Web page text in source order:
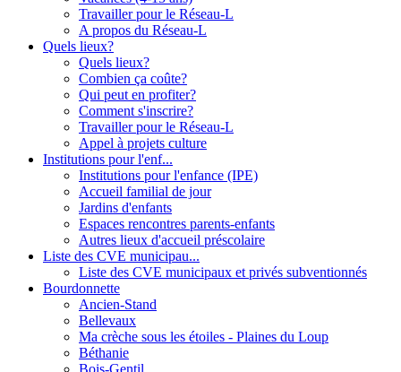
Travailler pour le Réseau-L
A propos du Réseau-L
Quels lieux?
Quels lieux?
Combien ça coûte?
Qui peut en profiter?
Comment s'inscrire?
Travailler pour le Réseau-L
Appel à projets culture
Institutions pour l'enf...
Institutions pour l'enfance (IPE)
Accueil familial de jour
Jardins d'enfants
Espaces rencontres parents-enfants
Autres lieux d'accueil préscolaire
Liste des CVE municipau...
Liste des CVE municipaux et privés subventionnés
Bourdonnette
Ancien-Stand
Bellevaux
Ma crèche sous les étoiles - Plaines du Loup
Béthanie
Bois-Gentil